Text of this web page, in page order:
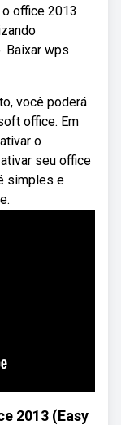
office 2013
Baixar wps
você poderá
office. Em
o
seu office
simples e
2013 (Easy